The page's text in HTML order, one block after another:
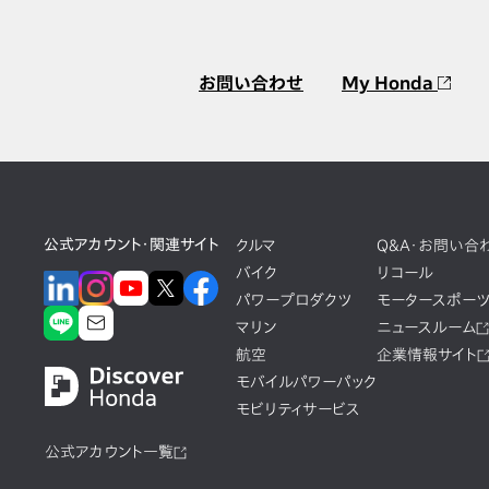
お問い合わせ My Honda
公式アカウント・関連サイト
公式アカウント一覧
クルマ
バイク
パワープロダクツ
マリン
航空
モバイルパワーパック
モビリティサービス
Q&A・お問い合
リコール
モータースポーツ
ニュースルーム
企業情報サイト